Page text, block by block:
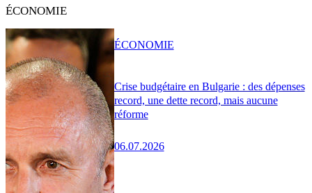
ÉCONOMIE
Crise budgétaire en Bulgarie : des dépenses
record, une dette record, mais aucune
réforme
06.07.2026
ÉCONOMIE